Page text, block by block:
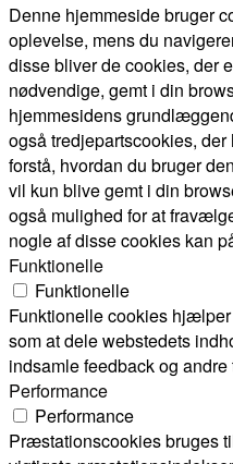
Denne hjemmeside bruger
oplevelse, mens du
disse bliver de cookies, der
nødvendige, gemt i din
hjemmesidens
også tredjepartscookies,
forstå, hvordan du bruger
vil kun blive gemt i din
også mulighed for at
nogle af disse cookies kan
Funktionelle
Funktionelle
Funktionelle cookies
som at dele webstedets
indsamle feedback og
Performance
Performance
Præstationscookies bruges